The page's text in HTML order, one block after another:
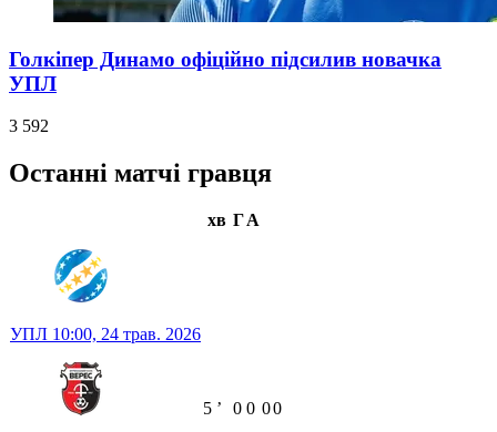
Голкіпер Динамо офіційно підсилив новачка
УПЛ
3 592
Останні матчі гравця
хв ГА
УПЛ 10:00, 24 трав. 2026
5 ʼ 0 0 00